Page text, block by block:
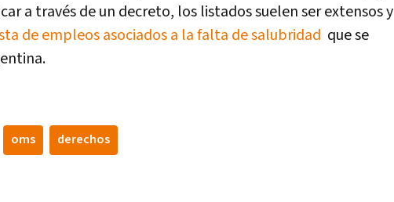
a través de un decreto, los listados suelen ser extensos y
de empleos asociados a la falta de salubridad que se
oms derechos